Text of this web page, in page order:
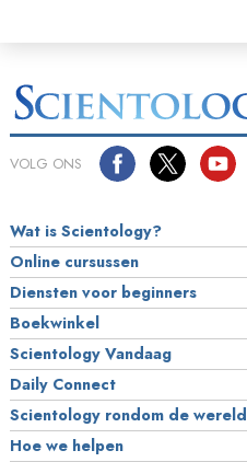
VOLG ONS
Wat is Scientology?
Online cursussen
Diensten voor beginners
Boekwinkel
Scientology Vandaag
Daily Connect
Scientology rondom de wereld
Hoe we helpen